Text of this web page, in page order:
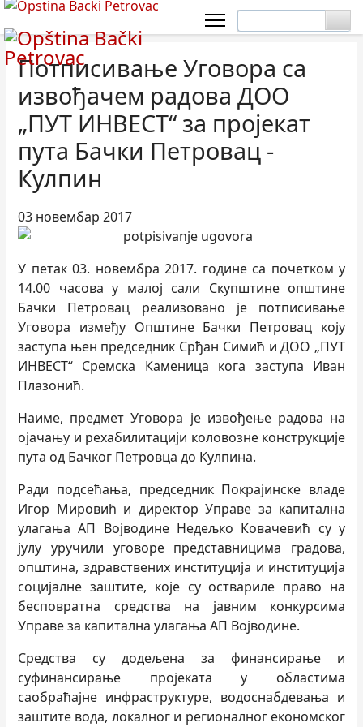
Потписивање Уговора са
извођачем радова ДОО
„ПУТ ИНВЕСТ“ за пројекат
пута Бачки Петровац -
Кулпин
03 новембар 2017
У петак 03. новембра 2017. године са почетком у
14.00 часова у малој сали Скупштине општине
Бачки Петровац реализовано је потписивање
Уговора између Општине Бачки Петровац коју
заступа њен председник Срђан Симић и ДОО „ПУТ
ИНВЕСТ“ Сремска Каменица кога заступа Иван
Плазонић.
Наиме, предмет Уговора је извођење радова на
oјачању и рехабилитациjи коловозне конструкције
пута од Бачког Петровца до Кулпина.
Ради подсећања, председник Покрајинске владе
Игор Мировић и директор Управе за капитална
улагања АП Војводине Недељко Ковачевић су у
јулу уручили уговоре представницима градова,
општина, здравствених институција и институција
социјалне заштите, које су оствариле право на
бесповратна средства на јавним конкурсима
Управе за капитална улагања АП Војводине.
Средства су додељена за финансирање и
суфинансирање пројеката у областима
саобраћајне инфраструктуре, водоснабдевања и
заштите вода, локалног и регионалног економског